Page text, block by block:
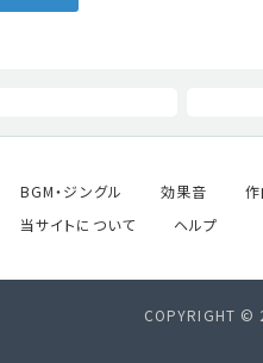
BGM・ジングル 効果音
当サイトについて
ヘルプ
COPYRIGHT ©